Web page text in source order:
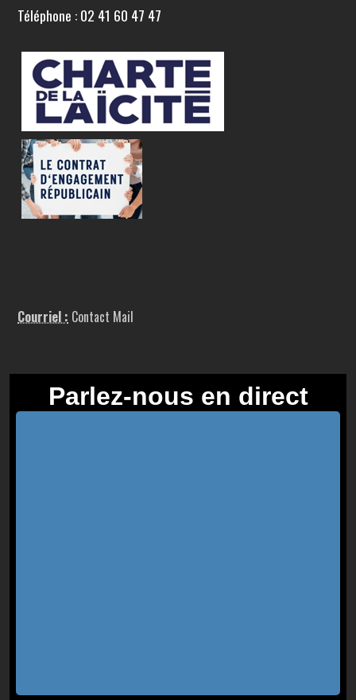
Téléphone : 02 41 60 47 47
Courriel : Contact Mail